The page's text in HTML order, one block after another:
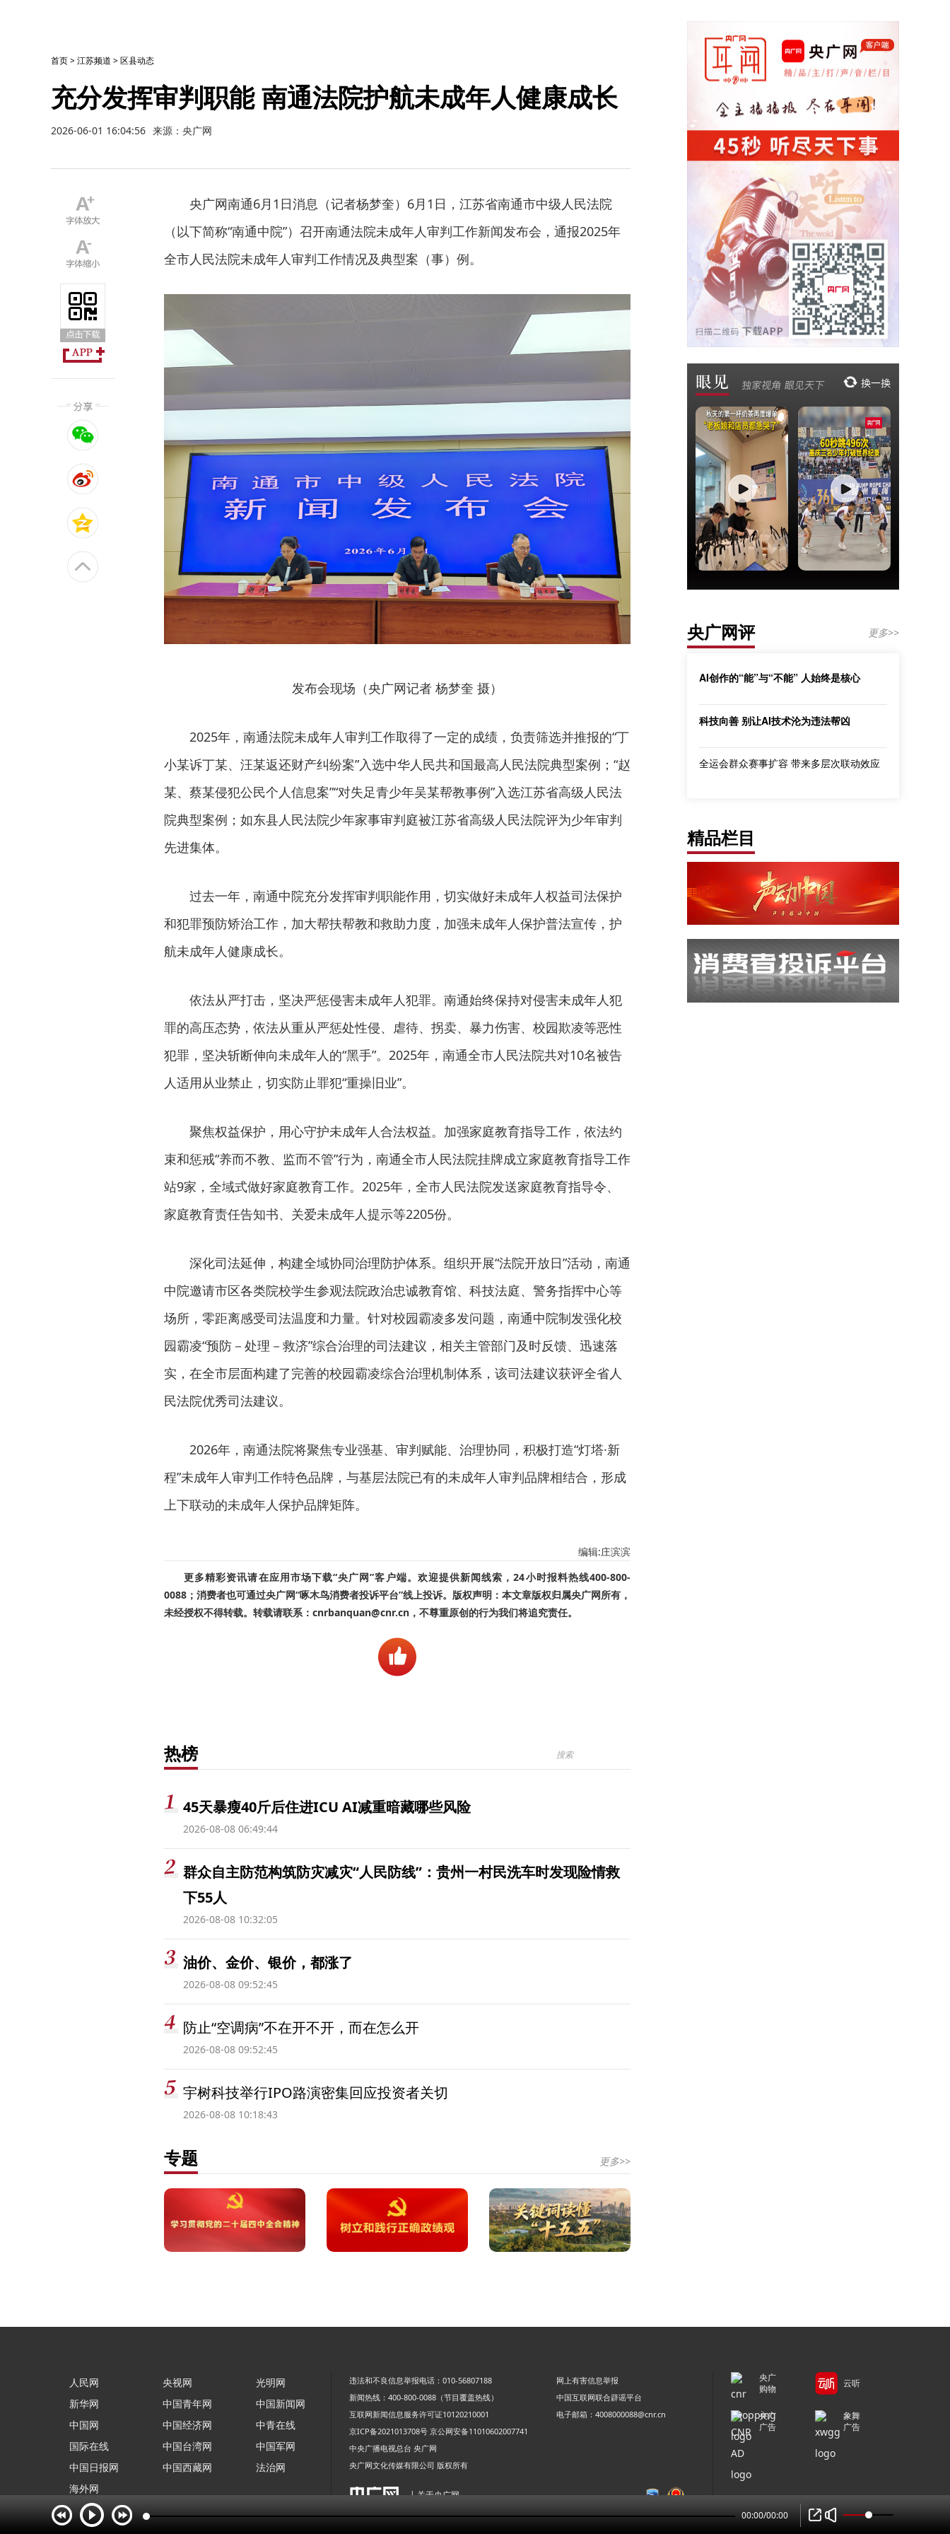
首页>江苏频道 >区县动态
充分发挥审判职能 南通法院护航未成年人健康成长
2026-06-01 16:04:56 来源：央广网
央广网南通6月1日消息（记者杨梦奎）6月1日，江苏省南通市中级人民法院
（以下简称“南通中院”）召开南通法院未成年人审判工作新闻发布会，通报2025年
全市人民法院未成年人审判工作情况及典型案（事）例。
发布会现场（央广网记者 杨梦奎 摄）
2025年，南通法院未成年人审判工作取得了一定的成绩，负责筛选并推报的“丁
小某诉丁某、汪某返还财产纠纷案”入选中华人民共和国最高人民法院典型案例；“赵
某、蔡某侵犯公民个人信息案”“对失足青少年吴某帮教事例”入选江苏省高级人民法
院典型案例；如东县人民法院少年家事审判庭被江苏省高级人民法院评为少年审判
先进集体。
过去一年，南通中院充分发挥审判职能作用，切实做好未成年人权益司法保护
和犯罪预防矫治工作，加大帮扶帮教和救助力度，加强未成年人保护普法宣传，护
航未成年人健康成长。
依法从严打击，坚决严惩侵害未成年人犯罪。南通始终保持对侵害未成年人犯
罪的高压态势，依法从重从严惩处性侵、虐待、拐卖、暴力伤害、校园欺凌等恶性
犯罪，坚决斩断伸向未成年人的“黑手”。2025年，南通全市人民法院共对10名被告
人适用从业禁止，切实防止罪犯“重操旧业”。
聚焦权益保护，用心守护未成年人合法权益。加强家庭教育指导工作，依法约
束和惩戒“养而不教、监而不管”行为，南通全市人民法院挂牌成立家庭教育指导工作
站9家，全域式做好家庭教育工作。2025年，全市人民法院发送家庭教育指导令、
家庭教育责任告知书、关爱未成年人提示等2205份。
深化司法延伸，构建全域协同治理防护体系。组织开展“法院开放日”活动，南通
中院邀请市区各类院校学生参观法院政治忠诚教育馆、科技法庭、警务指挥中心等
场所，零距离感受司法温度和力量。针对校园霸凌多发问题，南通中院制发强化校
园霸凌“预防－处理－救济”综合治理的司法建议，相关主管部门及时反馈、迅速落
实，在全市层面构建了完善的校园霸凌综合治理机制体系，该司法建议获评全省人
民法院优秀司法建议。
2026年，南通法院将聚焦专业强基、审判赋能、治理协同，积极打造“灯塔·新
程”未成年人审判工作特色品牌，与基层法院已有的未成年人审判品牌相结合，形成
上下联动的未成年人保护品牌矩阵。
编辑:庄滨滨
更多精彩资讯请在应用市场下载“央广网”客户端。欢迎提供新闻线索，24小时报料热线400-800-
0088；消费者也可通过央广网“啄木鸟消费者投诉平台”线上投诉。版权声明：本文章版权归属央广网所有，
未经授权不得转载。转载请联系：cnrbanquan@cnr.cn，不尊重原创的行为我们将追究责任。
热榜
45天暴瘦40斤后住进ICU AI减重暗藏哪些风险
2026-08-08 06:49:44
群众自主防范构筑防灾减灾“人民防线”：贵州一村民洗车时发现险情救
下55人
2026-08-08 10:32:05
油价、金价、银价，都涨了
2026-08-08 09:52:45
防止“空调病”不在开不开，而在怎么开
2026-08-08 09:52:45
宇树科技举行IPO路演密集回应投资者关切
2026-08-08 10:18:43
专题 更多>>
央广网评 更多>>
AI创作的“能”与“不能” 人始终是核心
科技向善 别让AI技术沦为违法帮凶
全运会群众赛事扩容 带来多层次联动效应
精品栏目
人民网
新华网
中国网
国际在线
中国日报网
海外网
央视网
中国青年网
中国经济网
中国台湾网
中国西藏网
光明网
中国新闻网
中青在线
中国军网
法治网
违法和不良信息举报电话：010-56807188
网上有害信息举报
新闻热线：400-800-0088（节目覆盖热线）
中国互联网联合辟谣平台
互联网新闻信息服务许可证10120210001
电子邮箱：4008000088@cnr.cn
京ICP备2021013708号 京公网安备11010602007741
中央广播电视总台 央广网
央广网文化传媒有限公司 版权所有
| 关于央广网
央广
购物
云听
央广
广告
象舞
广告
00:00/00:00